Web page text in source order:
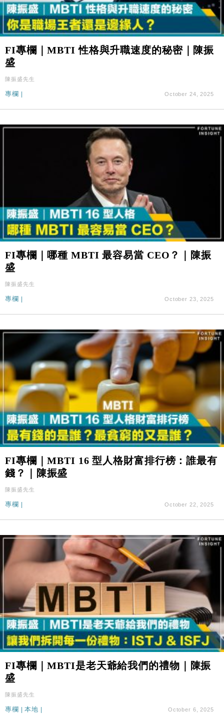
FI專欄｜MBTI 性格與升職速度的秘密｜陳振
盛
陳振盛先生
專欄 | October 24, 2025
FI專欄｜哪種 MBTI 最容易當 CEO？｜陳振
盛
陳振盛先生
專欄 October 23, 2025
FI專欄｜MBTI 16 型人格財富排行榜：誰最有
錢？｜陳振盛
陳振盛先生
專欄 | October 22, 2025
FI專欄｜MBTI是老天爺給我們的禮物｜陳振
盛
陳振盛先生
專欄 |本地 October 6, 2025